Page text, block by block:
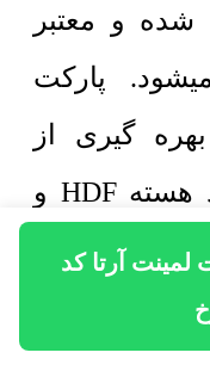
لمینت آرتا کد
شده و معتبر
پارکت
کد 760 با بهره گیری از
فناوری روز دنیا در تولید هسته HDF و
برندهای
رقابتی